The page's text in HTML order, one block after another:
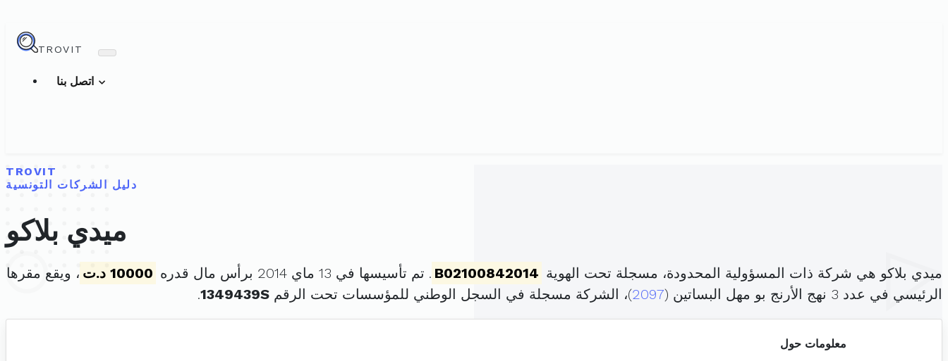
TROVIT
TROVIT
دليل الشركات التونسية
ميدي بلاكو
ميدي بلاكو هي شركة ذات المسؤولية المحدودة، مسجلة تحت الهوية B02100842014 . تم تأسيسها في 13 ماي 2014 برأس مال قدره 10000 د.ت
، ويقع مقرها
الرئيسي في عدد 3 نهج الأرنج بو مهل البساتين (
2097)، الشركة مسجلة في السجل الوطني للمؤسسات تحت الرقم 1349439S
.
معلومات حول